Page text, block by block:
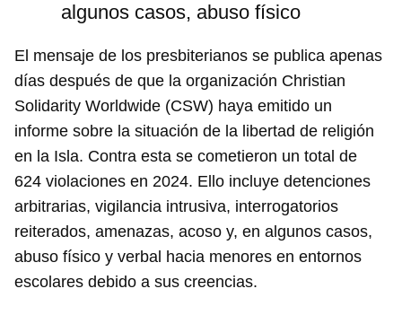
algunos casos, abuso físico
El mensaje de los presbiterianos se publica apenas
días después de que la organización Christian
Solidarity Worldwide (CSW) haya emitido un
informe sobre la situación de la libertad de religión
en la Isla. Contra esta se cometieron un total de
624 violaciones en 2024. Ello incluye detenciones
arbitrarias, vigilancia intrusiva, interrogatorios
reiterados, amenazas, acoso y, en algunos casos,
abuso físico y verbal hacia menores en entornos
escolares debido a sus creencias.